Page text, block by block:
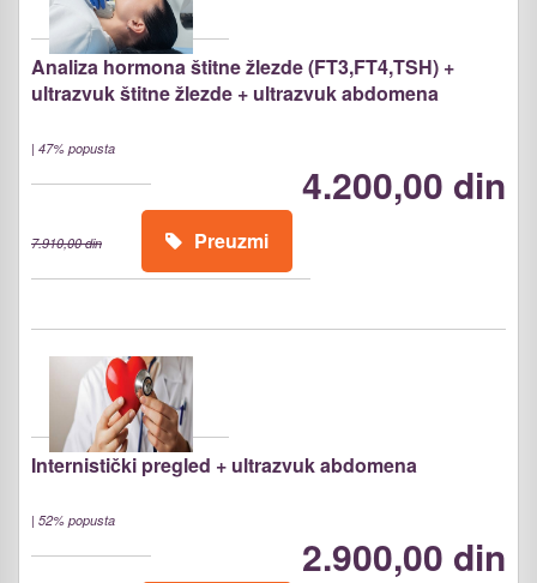
Analiza hormona štitne žlezde (FT3,FT4,TSH) +
ultrazvuk štitne žlezde + ultrazvuk abdomena
| 47% popusta
4.200,00 din
7.910,00 din Preuzmi
Internistički pregled + ultrazvuk abdomena
| 52% popusta
2.900,00 din